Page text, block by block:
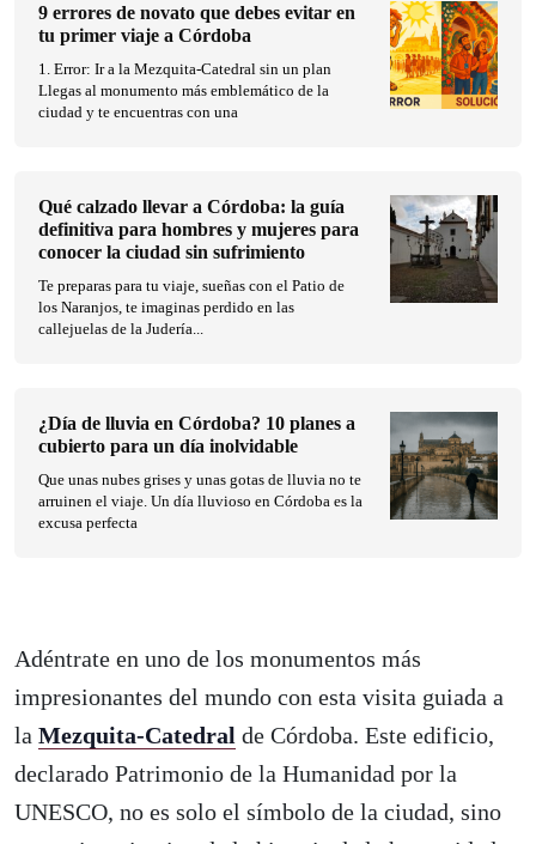
Adéntrate en uno de los monumentos más
impresionantes del mundo con esta visita guiada a
la Mezquita-Catedral de Córdoba. Este edificio,
declarado Patrimonio de la Humanidad por la
UNESCO, no es solo el símbolo de la ciudad, sino
9 errores de novato que debes evitar en
tu primer viaje a Córdoba
1. Error: Ir a la Mezquita-Catedral sin un plan
Llegas al monumento más emblemático de la
ciudad y te encuentras con una
Qué calzado llevar a Córdoba: la guía
definitiva para hombres y mujeres para
conocer la ciudad sin sufrimiento
Te preparas para tu viaje, sueñas con el Patio de
los Naranjos, te imaginas perdido en las
callejuelas de la Judería...
¿Día de lluvia en Córdoba? 10 planes a
cubierto para un día inolvidable
Que unas nubes grises y unas gotas de lluvia no te
arruinen el viaje. Un día lluvioso en Córdoba es la
excusa perfecta